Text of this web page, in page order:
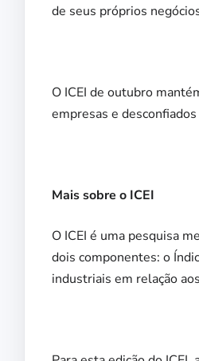
de seus próprios
O ICEI de outubro
empresas e
Mais sobre o ICEI
O ICEI é uma pesquisa
dois componentes: o
industriais em relação